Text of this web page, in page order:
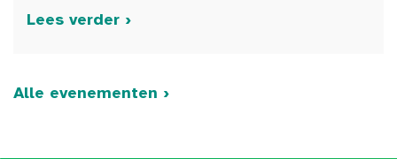
Lees verder ›
Alle evenementen ›